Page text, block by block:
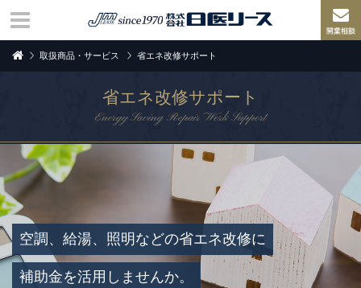
取扱商品・サービス 省エネ改修サポート
省エネ改修サポート
Energy Saving Repair Work Support
空調、給湯、照明などの省エネ改修に
補助金を活用しませんか。